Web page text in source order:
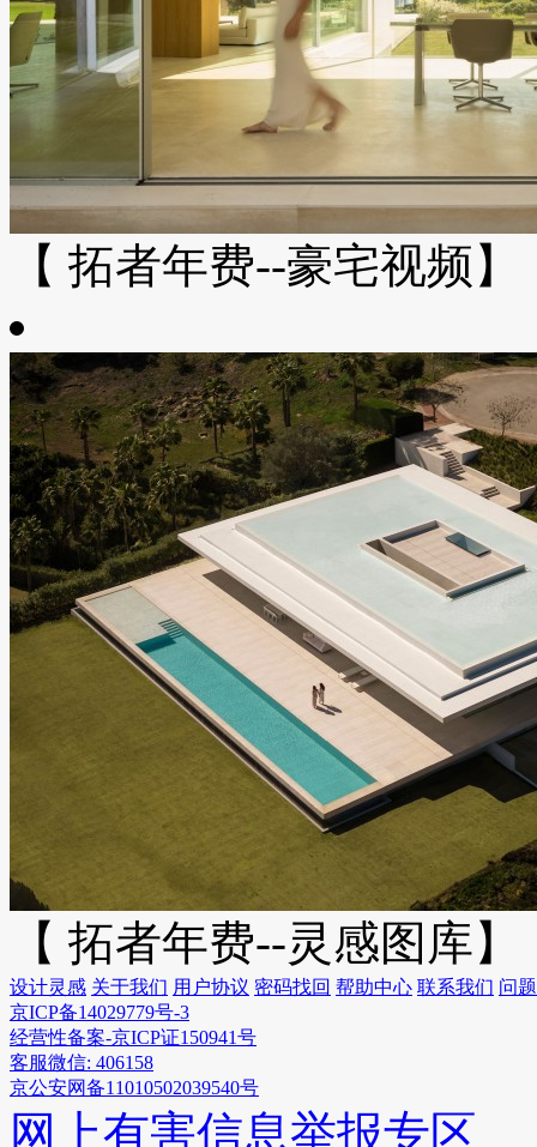
【 拓者年费--豪宅视频】
【 拓者年费--灵感图库】
设计灵感 关于我们 用户协议 密码找回 帮助中心 联系我们 问
京ICP备14029779号-3
经营性备案-京ICP证150941号
客服微信: 406158
京公安网备11010502039540号
网上有害信息举报专区